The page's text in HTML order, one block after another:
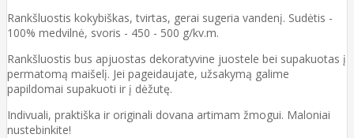
Rankšluostis kokybiškas, tvirtas, gerai sugeria vandenį. Sudėtis -
100% medvilnė, svoris - 450 - 500 g/kv.m.
Rankšluostis bus apjuostas dekoratyvine juostele bei supakuotas į
permatomą maišelį. Jei pageidaujate, užsakymą galime
papildomai supakuoti ir į dėžutę.
Indivuali, praktiška ir originali dovana artimam žmogui. Maloniai
nustebinkite!